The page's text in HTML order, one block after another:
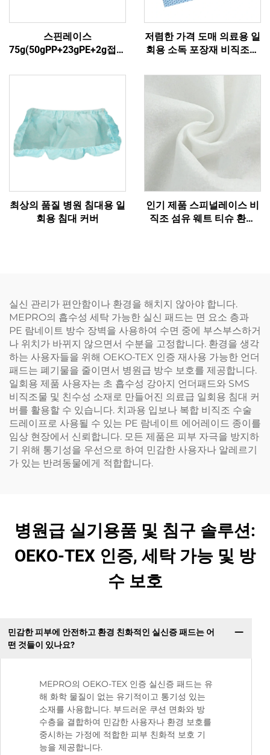
스핀레이스
75g(50gPP+23gPE+2g접착
저렴한 가격 도매 의료용 일
회용 소독 포장재 비직조포
최상의 품질 병원 침대용 일
회용 침대 커버
인기 제품 스피널레이스 비
직조 섬유 웨트 티슈 환경
실신 관리가 편안함이나 환경을 해치지 않아야 합니다.
MEPRO의 흡수성 세탁 가능한 실신 패드는 면 요소 층과
PE 람네이트 방수 장벽을 사용하여 수면 중에 부스부스하거
나 위치가 바뀌지 않으면서 수분을 고정합니다. 환경을 생각
하는 사용자들을 위해 OEKO-TEX 인증 재사용 가능한 언더
패드는 폐기물을 줄이면서 병원급 방수 보호를 제공합니다.
일회용 제품 사용자는 초 흡수성 강아지 언더패드와 SMS
비직조물 및 친수성 소재로 만들어진 의료급 일회용 침대 커
버를 활용할 수 있습니다. 치과용 입보나 복합 비직조 수술
드레이프로 사용될 수 있는 PE 람네이트 에어레이드 종이를
임상 현장에서 신뢰합니다. 모든 제품은 피부 자극을 방지하
기 위해 통기성을 우선으로 하여 민감한 사용자나 알레르기
가 있는 반려동물에게 적합합니다.
병원급 실기용품 및 침구 솔루션:
OEKO-TEX 인증, 세탁 가능 및 방
수 보호
민감한 피부에 안전하고 환경 친화적인 실신증 패드는 어
떤 것들이 있나요?
MEPRO의 OEKO-TEX 인증 실신증 패드는 유
해 화학 물질이 없는 유기적이고 통기성 있는
소재를 사용합니다. 부드러운 쿠션 면화와 방
수층을 결합하여 민감한 사용자나 환경 보호를
중시하는 가정에 적합한 피부 친화적 보호 기
능을 제공합니다.